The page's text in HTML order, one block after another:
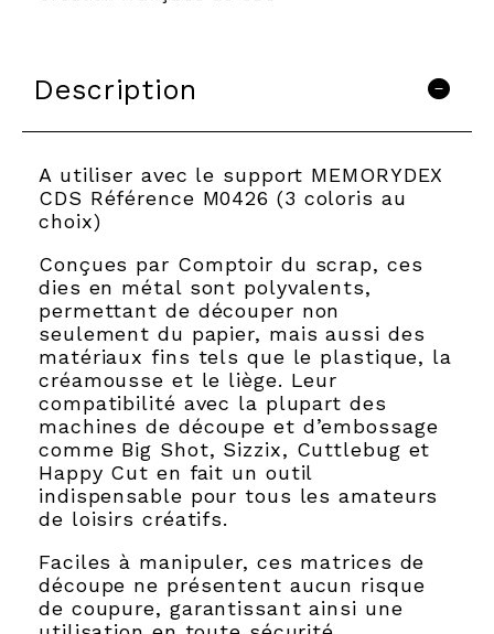
Description
A utiliser avec le support MEMORYDEX
CDS Référence M0426 (3 coloris au
choix)
Conçues par Comptoir du scrap, ces
dies en métal sont polyvalents,
permettant de découper non
seulement du papier, mais aussi des
matériaux fins tels que le plastique, la
créamousse et le liège. Leur
compatibilité avec la plupart des
machines de découpe et d’embossage
comme Big Shot, Sizzix, Cuttlebug et
Happy Cut en fait un outil
indispensable pour tous les amateurs
de loisirs créatifs.
Faciles à manipuler, ces matrices de
découpe ne présentent aucun risque
de coupure, garantissant ainsi une